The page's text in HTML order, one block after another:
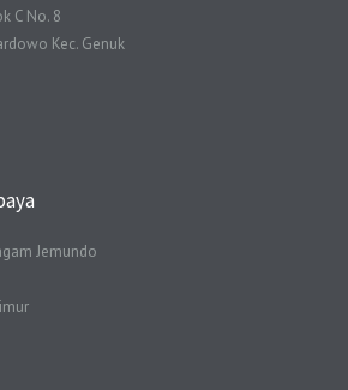
C No. 8
Kec. Genuk
Jemundo